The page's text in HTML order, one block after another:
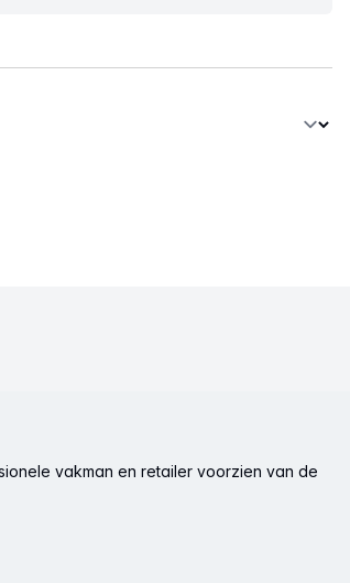
vakman en retailer voorzien van de